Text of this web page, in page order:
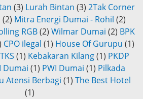
(3) Lurah Bintan (3) 2Tak Corner
(2) Mitra Energi Dumai - Rohil (2)
RGB (2) Wilmar Dumai (2) BPK
CPO ilegal (1) House Of Gurupu (1)
(1) Kebakaran Kilang(1) PKDP
Dumai (1) PWI Dumai (1) Pilkada
Atensi Berbagi (1) The Best Hotel
(1)